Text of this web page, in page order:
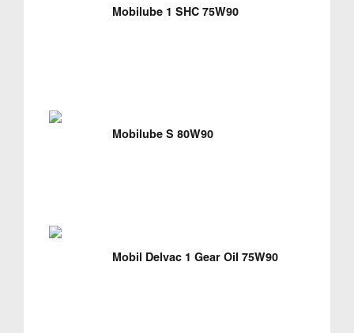
Mobilube 1 SHC 75W90
Mobilube S 80W90
Mobil Delvac 1 Gear Oil 75W90